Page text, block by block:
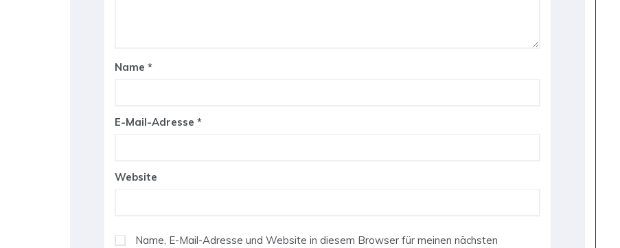
Name *
E-Mail-Adresse *
Website
Name, E-Mail-Adresse und Website in diesem Browser für meinen nächsten